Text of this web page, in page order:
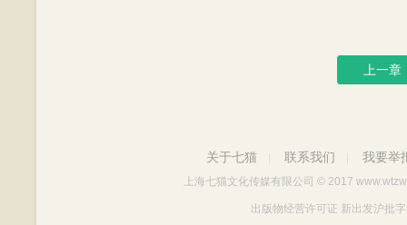
上一章
关于七猫 联系我们 我要举
上海七猫文化传媒有限公司 © 2017
出版物经营许可证 新出发沪批